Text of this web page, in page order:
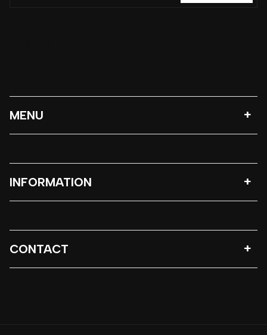
MENU
INFORMATION
CONTACT